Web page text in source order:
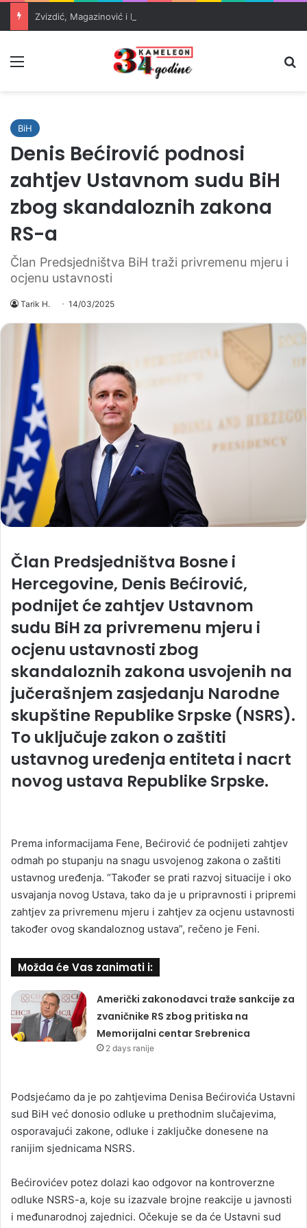
BiH
Denis Bećirović podnosi
zahtjev Ustavnom sudu BiH
zbog skandaloznih zakona
RS-a
Član Predsjedništva BiH traži privremenu mjeru i
ocjenu ustavnosti
Tarik H. 14/03/2025
Član Predsjedništva Bosne i
Hercegovine, Denis Bećirović,
podnijet će zahtjev Ustavnom
sudu BiH za privremenu mjeru i
ocjenu ustavnosti zbog
skandaloznih zakona usvojenih na
jučerašnjem zasjedanju Narodne
skupštine Republike Srpske (NSRS).
To uključuje zakon o zaštiti
ustavnog uređenja entiteta i nacrt
novog ustava Republike Srpske.
Prema informacijama Fene, Bećirović će podnijeti zahtjev
odmah po stupanju na snagu usvojenog zakona o zaštiti
ustavnog uređenja. “Također se prati razvoj situacije i oko
usvajanja novog Ustava, tako da je u pripravnosti i pripremi
zahtjev za privremenu mjeru i zahtjev za ocjenu ustavnosti
također ovog skandaloznog ustava”, rečeno je Feni.
Možda će Vas zanimati i:
Američki zakonodavci traže sankcije za
zvaničnike RS zbog pritiska na
Memorijalni centar Srebrenica
2 days ranije
Podsjećamo da je po zahtjevima Denisa Bećirovića Ustavni
sud BiH već donosio odluke u prethodnim slučajevima,
osporavajući zakone, odluke i zaključke donesene na
ranijim sjednicama NSRS.
Bećirovićev potez dolazi kao odgovor na kontroverzne
odluke NSRS-a, koje su izazvale brojne reakcije u javnosti
i međunarodnoj zajednici. Očekuje se da će Ustavni sud